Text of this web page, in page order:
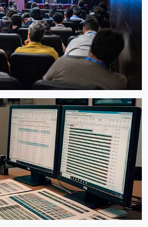
en Eventos